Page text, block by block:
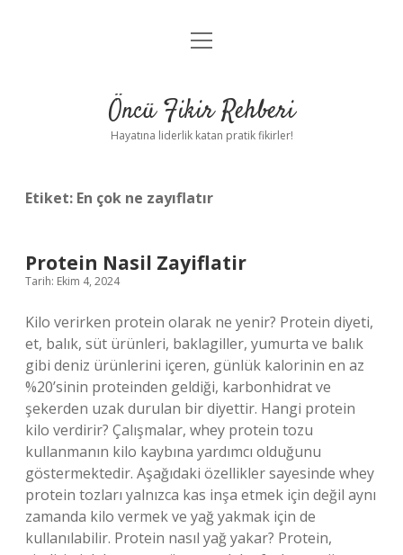
Anasayfa
Yasal Uyarı
menüyü
Öncü Fikir Rehberi
Hayatına liderlik katan pratik fikirler!
Etiket: En çok ne zayıflatır
Protein Nasil Zayiflatir
Tarih: Ekim 4, 2024
Kilo verirken protein olarak ne yenir? Protein diyeti,
et, balık, süt ürünleri, baklagiller, yumurta ve balık
gibi deniz ürünlerini içeren, günlük kalorinin en az
%20’sinin proteinden geldiği, karbonhidrat ve
şekerden uzak durulan bir diyettir. Hangi protein
kilo verdirir? Çalışmalar, whey protein tozu
kullanmanın kilo kaybına yardımcı olduğunu
göstermektedir. Aşağıdaki özellikler sayesinde whey
protein tozları yalnızca kas inşa etmek için değil aynı
zamanda kilo vermek ve yağ yakmak için de
kullanılabilir. Protein nasıl yağ yakar? Protein,